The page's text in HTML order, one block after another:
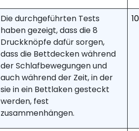
Die durchgeführten Tests
haben gezeigt, dass die 8
Druckknöpfe dafür sorgen,
dass die Bettdecken während
der Schlafbewegungen und
auch während der Zeit, in der
sie in ein Bettlaken gesteckt
werden, fest
zusammenhängen.